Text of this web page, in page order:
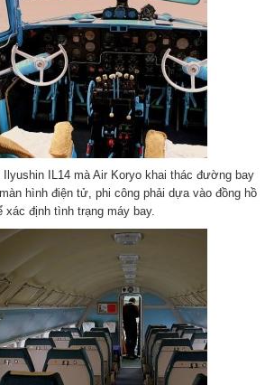
Ilyushin IL14 mà Air Koryo khai thác đường bay
hình điện tử, phi công phải dựa vào đồng hồ
xác định tình trạng máy bay.